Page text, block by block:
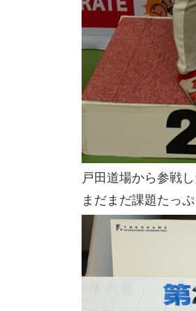
戸田道場から参戦
まだまだ課題たっぷ